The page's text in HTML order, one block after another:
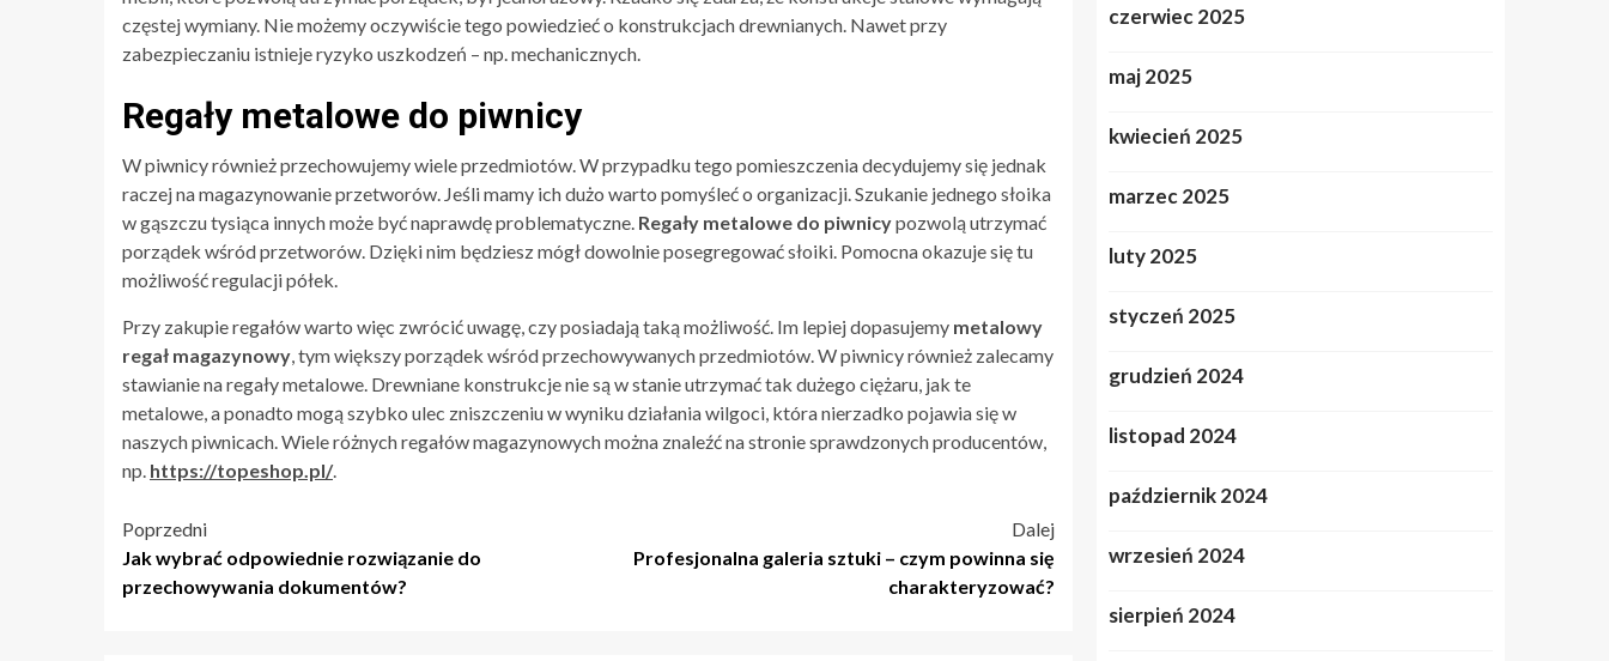
częstej wymiany. Nie możemy oczywiście tego powiedzieć o konstrukcjach drewnianych. Nawet przy
zabezpieczaniu istnieje ryzyko uszkodzeń – np. mechanicznych.
Regały metalowe do piwnicy
W piwnicy również przechowujemy wiele przedmiotów. W przypadku tego pomieszczenia decydujemy się jednak
raczej na magazynowanie przetworów. Jeśli mamy ich dużo warto pomyśleć o organizacji. Szukanie jednego słoika
w gąszczu tysiąca innych może być naprawdę problematyczne. Regały metalowe do piwnicypozwolą utrzymać
porządek wśród przetworów. Dzięki nim będziesz mógł dowolnie posegregować słoiki. Pomocna okazuje się tu
możliwość regulacji półek.
Przy zakupie regałów warto więc zwrócić uwagę, czy posiadają taką możliwość. Im lepiej dopasujemy metalowy
regał magazynowy, tym większy porządek wśród przechowywanych przedmiotów. W piwnicy również zalecamy
stawianie na regały metalowe. Drewniane konstrukcje nie są w stanie utrzymać tak dużego ciężaru, jak te
metalowe, a ponadto mogą szybko ulec zniszczeniu w wyniku działania wilgoci, która nierzadko pojawia się w
naszych piwnicach. Wiele różnych regałów magazynowych można znaleźć na stronie sprawdzonych producentów,
np. https://topeshop.pl/.
Nawigacja
wpisu
Poprzedni
Jak wybrać odpowiednie rozwiązanie do
przechowywania dokumentów?
Dalej
Profesjonalna galeria sztuki – czym powinna się
charakteryzować?
czerwiec 2025
maj 2025
kwiecień 2025
marzec 2025
luty 2025
styczeń 2025
grudzień 2024
listopad 2024
październik 2024
wrzesień 2024
sierpień 2024